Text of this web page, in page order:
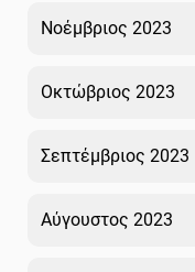
Νοέμβριος 2023
Οκτώβριος 2023
Σεπτέμβριος 2023
Αύγουστος 2023